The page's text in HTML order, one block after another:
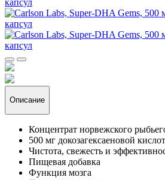
Описание
Концентрат норвежского
500 мг докозагексаеновой
Чистота, свежесть и
Пищевая добавка
Функция мозга